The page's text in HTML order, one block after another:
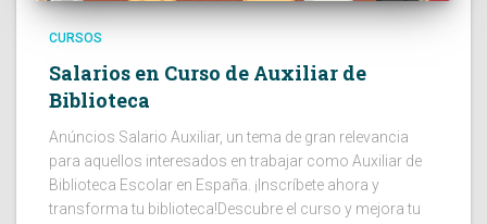
CURSOS
Salarios en Curso de Auxiliar de
Biblioteca
Anúncios Salario Auxiliar, un tema de gran relevancia
para aquellos interesados en trabajar como Auxiliar de
Biblioteca Escolar en España. ¡Inscríbete ahora y
transforma tu biblioteca!Descubre el curso y mejora tu